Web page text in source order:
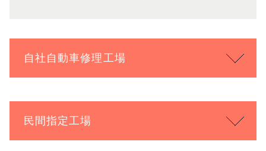
自社自動車修理工場
民間指定工場